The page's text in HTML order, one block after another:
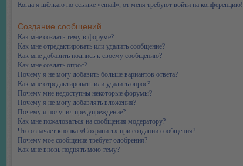
Когда я щёлкаю по ссылке «email», от меня требуют войти на конференцию!
Создание сообщений
Как мне создать тему в форуме?
Как мне отредактировать или удалить сообщение?
Как мне добавить подпись к своему сообщению?
Как мне создать опрос?
Почему я не могу добавить больше вариантов ответа?
Как мне отредактировать или удалить опрос?
Почему мне недоступны некоторые форумы?
Почему я не могу добавлять вложения?
Почему я получил предупреждение?
Как мне пожаловаться на сообщения модератору?
Что означает кнопка «Сохранить» при создании сообщения?
Почему моё сообщение требует одобрения?
Как мне вновь поднять мою тему?